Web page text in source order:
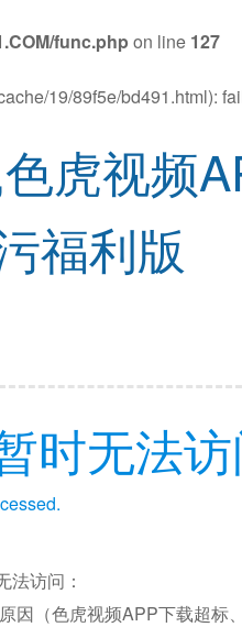
func.php on line 127
19/89f5e/bd491.html):
虎视频
福利版
时无法
法访问：
因（色虎视频APP下载超标